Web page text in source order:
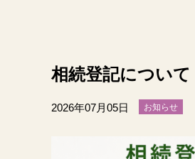
相続登記について
2026年07月05日 お知らせ